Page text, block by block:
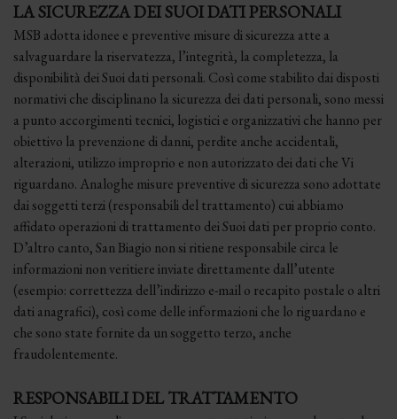
LA SICUREZZA DEI SUOI DATI PERSONALI
MSB adotta idonee e preventive misure di sicurezza atte a
salvaguardare la riservatezza, l’integrità, la completezza, la
disponibilità dei Suoi dati personali. Così come stabilito dai disposti
normativi che disciplinano la sicurezza dei dati personali, sono messi
a punto accorgimenti tecnici, logistici e organizzativi che hanno per
obiettivo la prevenzione di danni, perdite anche accidentali,
alterazioni, utilizzo improprio e non autorizzato dei dati che Vi
riguardano. Analoghe misure preventive di sicurezza sono adottate
dai soggetti terzi (responsabili del trattamento) cui abbiamo
affidato operazioni di trattamento dei Suoi dati per proprio conto.
D’altro canto, San Biagio non si ritiene responsabile circa le
informazioni non veritiere inviate direttamente dall’utente
(esempio: correttezza dell’indirizzo e-mail o recapito postale o altri
dati anagrafici), così come delle informazioni che lo riguardano e
che sono state fornite da un soggetto terzo, anche
fraudolentemente.
RESPONSABILI DEL TRATTAMENTO